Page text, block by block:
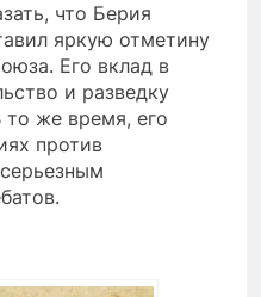
что Берия
яркую отметину
Его вклад в
и разведку
то же время, его
против